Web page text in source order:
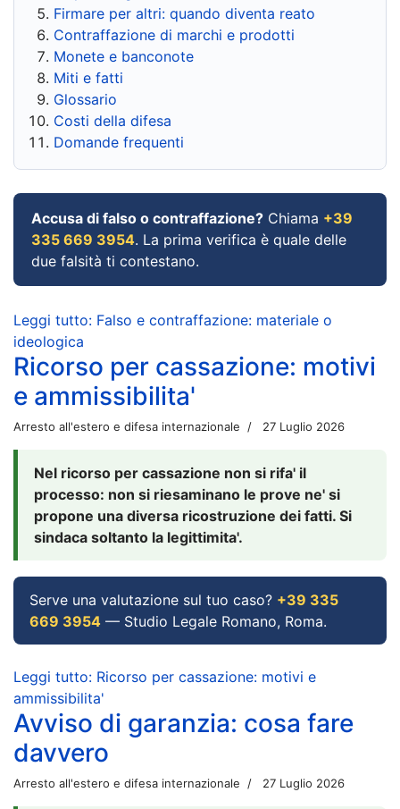
Firmare per altri: quando diventa reato
Contraffazione di marchi e prodotti
Monete e banconote
Miti e fatti
Glossario
Costi della difesa
Domande frequenti
Accusa di falso o contraffazione? Chiama +39
335 669 3954. La prima verifica è quale delle
due falsità ti contestano.
Leggi tutto: Falso e contraffazione: materiale o
ideologica
Ricorso per cassazione: motivi
e ammissibilita'
Arresto all'estero e difesa internazionale 27 Luglio 2026
Nel ricorso per cassazione non si rifa' il
processo: non si riesaminano le prove ne' si
propone una diversa ricostruzione dei fatti. Si
sindaca soltanto la legittimita'.
Serve una valutazione sul tuo caso? +39 335
669 3954 — Studio Legale Romano, Roma.
Leggi tutto: Ricorso per cassazione: motivi e
ammissibilita'
Avviso di garanzia: cosa fare
davvero
Arresto all'estero e difesa internazionale 27 Luglio 2026